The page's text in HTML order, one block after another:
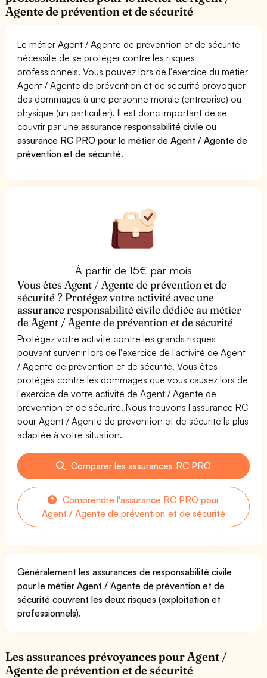
Agente de prévention et de sécurité
Le métier Agent / Agente de prévention et de sécurité
nécessite de se protéger contre les risques
professionnels. Vous pouvez lors de l'exercice du métier
Agent / Agente de prévention et de sécurité provoquer
des dommages à une personne morale (entreprise) ou
physique (un particulier). Il est donc important de se
couvrir par uneassurance responsabilité civile ou
assurance RC PRO pour le métier de Agent / Agente de
prévention et de sécurité.
À partir de 15€ par mois
Vous êtes Agent / Agente de prévention et de
sécurité ? Protégez votre activité avec une
assurance responsabilité civile dédiée au métier
de Agent / Agente de prévention et de sécurité
Protégez votre activité contre les grands risques
pouvant survenir lors de l'exercice de l'activité de Agent
/ Agente de prévention et de sécurité. Vous êtes
protégés contre les dommages que vous causez lors de
l'exercice de votre activité de Agent / Agente de
prévention et de sécurité. Nous trouvons l'assurance RC
pour Agent / Agente de prévention et de sécurité la plus
adaptée à votre situation.
Comparer les assurances RC PRO
Comprendre l'assurance RC PRO pour
Agent / Agente de prévention et de sécurité
Généralement les assurances de responsabilité civile
pour le métier Agent / Agente de prévention et de
sécurité couvrent les deux risques (exploitation et
professionnels).
Les assurances prévoyances pour Agent /
Agente de prévention et de sécurité